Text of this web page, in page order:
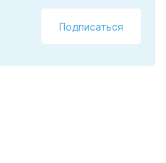
Подписаться